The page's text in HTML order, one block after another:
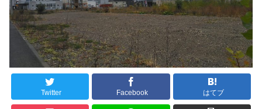
Twitter Facebook はてブ